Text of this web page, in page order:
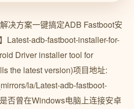
决方案一键搞定ADB Fastboot安
Latest-adb-fastboot-installer-for-
Driver installer tool for
the latest version)项目地址:
la/Latest-adb-fastboot-
否曾在Windows电脑上连接安卓